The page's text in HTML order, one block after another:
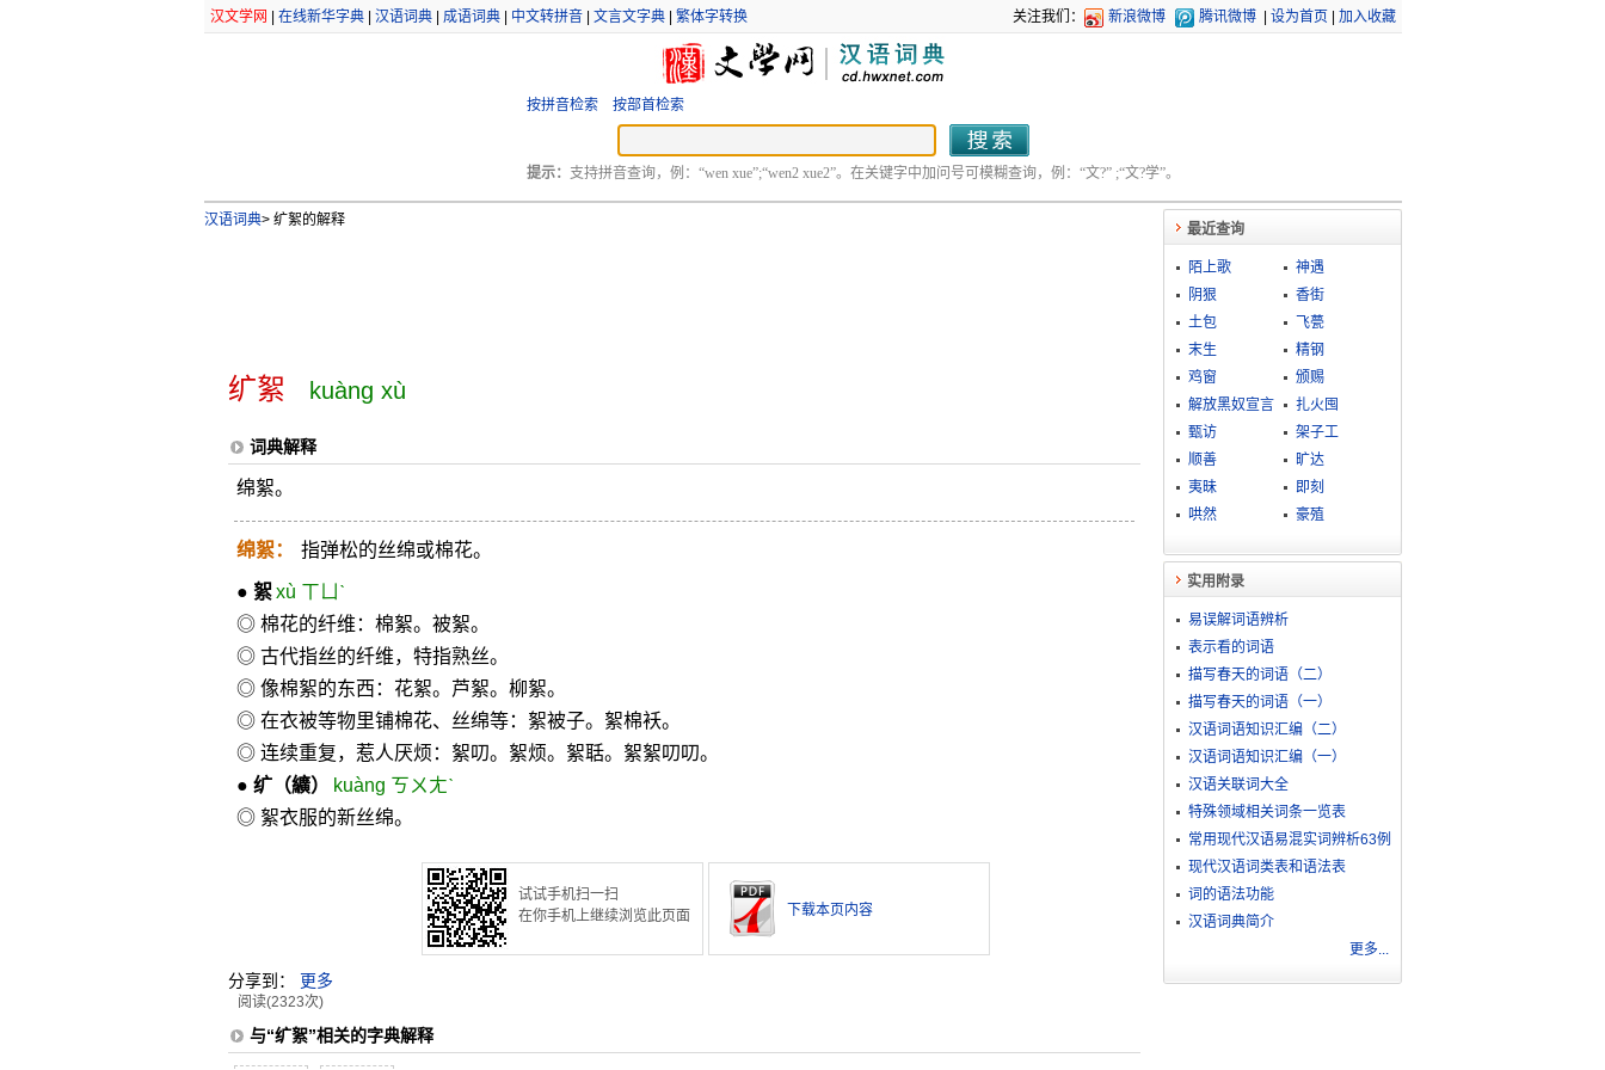
汉文学网 在线新华字典| 汉语词典| 成语词典| 中文转拼音| 文言文字典| 繁体字转换 关注我们： 新浪微博 腾讯微博 设为首页 加入收藏
按拼音检索 按部首检索
提示： 支持拼音查询，例：“wen xue”;“wen2 xue2”。在关键字中加问号可模糊查询，例：“文?” ;“文?学”。
汉语词典>纩絮的解释
纩絮 kuàng xù
词典解释
绵絮。
绵絮： 指弹松的丝绵或棉花。
● 絮 xù ㄒㄩˋ
◎ 棉花的纤维：棉絮。被絮。
◎ 古代指丝的纤维，特指熟丝。
◎ 像棉絮的东西：花絮。芦絮。柳絮。
◎ 在衣被等物里铺棉花、丝绵等：絮被子。絮棉袄。
◎ 连续重复，惹人厌烦：絮叨。絮烦。絮聒。絮絮叨叨。
● 纩（纊）
kuàng ㄎㄨㄤˋ
◎ 絮衣服的新丝绵。
试试手机扫一扫
在你手机上继续浏览此页面
下载本页内容
分享到： 更多
阅读(2323次)
与“纩絮”相关的字典解释
最近查询
陌上歌
神遇
阴狠
香街
土包
飞甍
末生
精钢
鸡窗
颁赐
解放黑奴宣言
扎火囤
甄访
架子工
顺善
旷达
夷昧
即刻
哄然
豪殖
实用附录
易误解词语辨析
表示看的词语
描写春天的词语（二）
描写春天的词语（一）
汉语词语知识汇编（二）
汉语词语知识汇编（一）
汉语关联词大全
特殊领域相关词条一览表
常用现代汉语易混实词辨析63例
现代汉语词类表和语法表
词的语法功能
汉语词典简介
更多...